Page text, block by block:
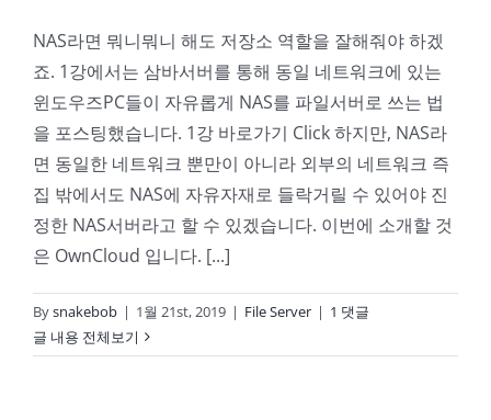
NAS라면 뭐니뭐니 해도 저장소 역할을 잘해줘야 하겠
죠. 1강에서는 삼바서버를 통해 동일 네트워크에 있는
윈도우즈PC들이 자유롭게 NAS를 파일서버로 쓰는 법
을 포스팅했습니다. 1강 바로가기 Click 하지만, NAS라
면 동일한 네트워크 뿐만이 아니라 외부의 네트워크 즉
집 밖에서도 NAS에 자유자재로 들락거릴 수 있어야 진
정한 NAS서버라고 할 수 있겠습니다. 이번에 소개할 것
은 OwnCloud 입니다. [...]
Bysnakebob | 1월 21st, 2019 | File Server | 1 댓글
글 내용 전체보기